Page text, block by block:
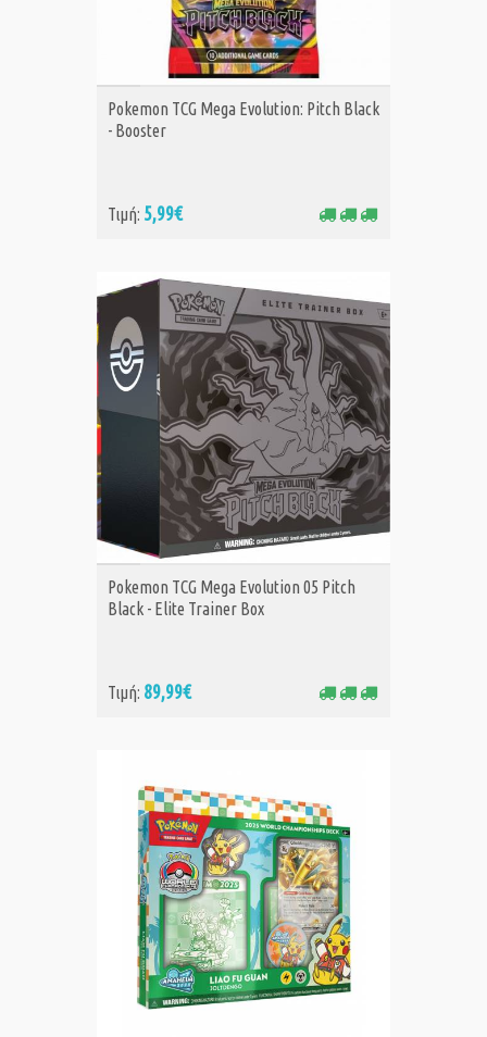
ΑΓΟΡΑ
Pokemon TCG Mega Evolution: Pitch Black
- Booster
Τιμή: 5,99€
ΑΓΟΡΑ
Pokemon TCG Mega Evolution 05 Pitch
Black - Elite Trainer Box
Τιμή: 89,99€